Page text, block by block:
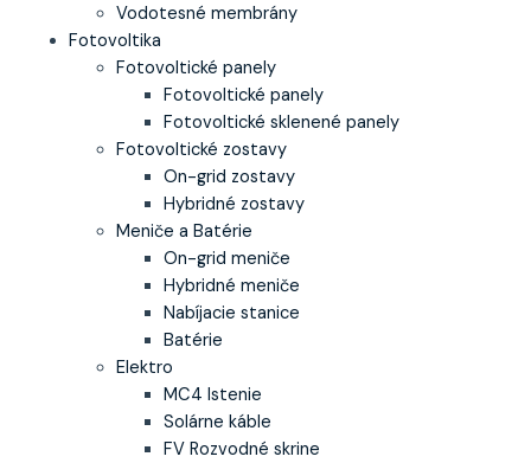
Vodotesné membrány
Fotovoltika
Fotovoltické panely
Fotovoltické panely
Fotovoltické sklenené panely
Fotovoltické zostavy
On-grid zostavy
Hybridné zostavy
Meniče a Batérie
On-grid meniče
Hybridné meniče
Nabíjacie stanice
Batérie
Elektro
MC4 Istenie
Solárne káble
FV Rozvodné skrine